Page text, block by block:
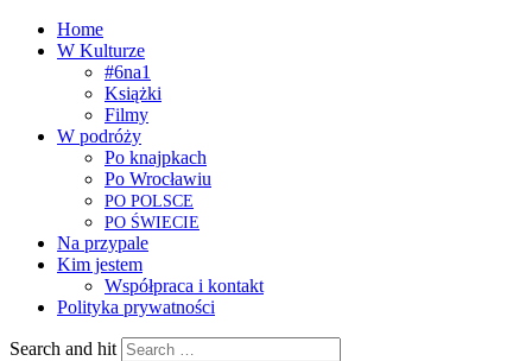
Home
W Kulturze
#6na1
Książki
Filmy
W podróży
Po knajpkach
Po Wrocławiu
PO POLSCE
PO ŚWIECIE
Na przypale
Kim jestem
Współpraca i kontakt
Polityka prywatności
Search and hit